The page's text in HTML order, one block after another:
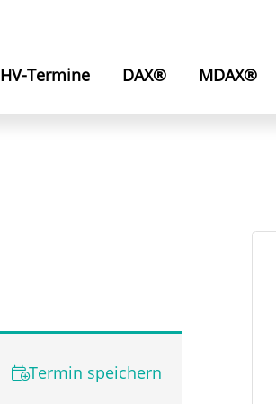
HV-Termine DAX® MDAX®
Termin speichern